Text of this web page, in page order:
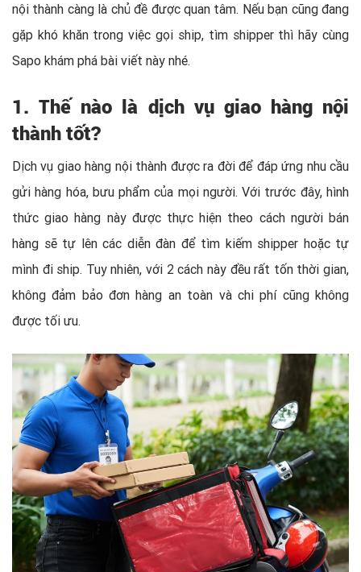
nội thành càng là chủ đề được quan tâm. Nếu bạn cũng đang
gặp khó khăn trong việc gọi ship, tìm shipper thì hãy cùng
Sapo khám phá bài viết này nhé.
1. Thế nào là dịch vụ giao hàng nội
thành tốt?
Dịch vụ giao hàng nội thành được ra đời để đáp ứng nhu cầu
gửi hàng hóa, bưu phẩm của mọi người. Với trước đây, hình
thức giao hàng này được thực hiện theo cách người bán
hàng sẽ tự lên các diễn đàn để tìm kiếm shipper hoặc tự
mình đi ship. Tuy nhiên, với 2 cách này đều rất tốn thời gian,
không đảm bảo đơn hàng an toàn và chi phí cũng không
được tối ưu.